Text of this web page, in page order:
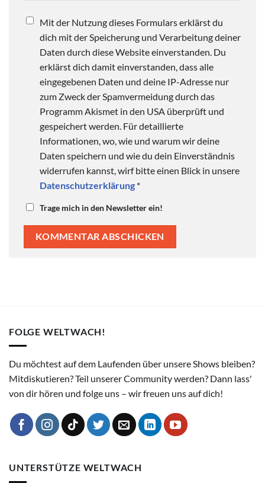
Mit der Nutzung dieses Formulars erklärst du
dich mit der Speicherung und Verarbeitung deiner
Daten durch diese Website einverstanden. Du
erklärst dich damit einverstanden, dass alle
eingegebenen Daten und deine IP-Adresse nur
zum Zweck der Spamvermeidung durch das
Programm Akismet in den USA überprüft und
gespeichert werden. Für detaillierte
Informationen, wo, wie und warum wir deine
Daten speichern und wie du dein Einverständnis
widerrufen kannst, wirf bitte einen Blick in unsere
Datenschutzerklärung *
Trage mich in den Newsletter ein!
FOLGE WELTWACH!
Du möchtest auf dem Laufenden über unsere Shows bleiben?
Mitdiskutieren? Teil unserer Community werden? Dann lass'
von dir hören und folge uns – wir freuen uns auf dich!
UNTERSTÜTZE WELTWACH